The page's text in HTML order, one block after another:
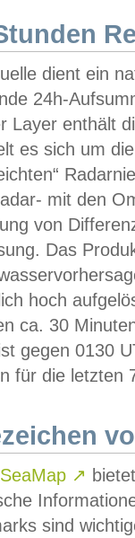
dient ein
24h-
Layer enthält
es sich um
mit den
von
Das
hoch
ca. 30
gegen 0130
für die letzten
↗
sind